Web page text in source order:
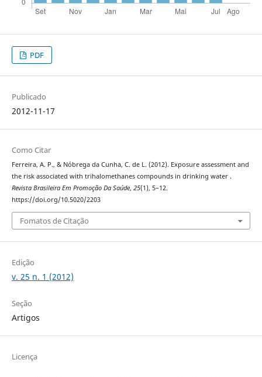
PDF
Publicado
2012-11-17
Como Citar
Ferreira, A. P., & Nóbrega da Cunha, C. de L. (2012). Exposure assessment and
the risk associated with trihalomethanes compounds in drinking water .
Revista Brasileira Em Promoção Da Saúde, 25(1), 5–12.
https://doi.org/10.5020/2203
Fomatos de Citação
Edição
v. 25 n. 1 (2012)
Seção
Artigos
Licença